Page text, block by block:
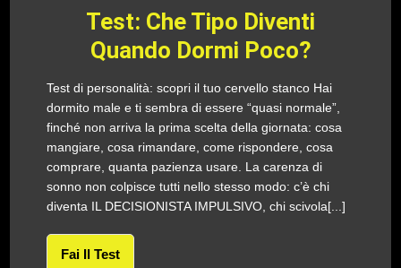
Test: Che Tipo Diventi
Quando Dormi Poco?
Test di personalità: scopri il tuo cervello stanco Hai
dormito male e ti sembra di essere “quasi normale”,
finché non arriva la prima scelta della giornata: cosa
mangiare, cosa rimandare, come rispondere, cosa
comprare, quanta pazienza usare. La carenza di
sonno non colpisce tutti nello stesso modo: c’è chi
diventa IL DECISIONISTA IMPULSIVO, chi scivola[...]
Fai Il Test